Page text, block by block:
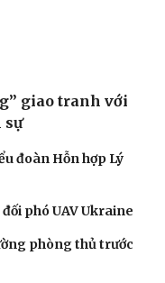
Index giằng co
nước và thế giới
giới tăng trở lại
hạ xuống còn